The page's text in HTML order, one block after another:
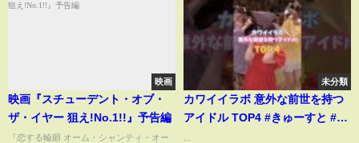
映画
映画『スチューデント・オブ・
ザ・イヤー 狙え!No.1!!』予告編
『恋する輪廻 オーム・シャンティ・オー
未分類
カワイイラボ 意外な前世を持つ
アイドル TOP4 #きゅーすと #ふ